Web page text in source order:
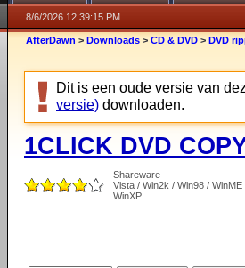
8/6/2026 12:39:15 PM
AfterDawn > Downloads > CD & DVD > DVD
Dit is een oude versie van
versie) downloaden.
1CLICK DVD
Shareware
Vista / Win2k / Win98 / WinME
WinXP